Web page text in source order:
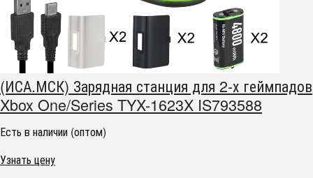
(ИСА.МСК) Зарядная станция для 2-х геймпадов
Xbox One/Series TYX-1623X IS793588
Есть в наличии (оптом)
Узнать цену